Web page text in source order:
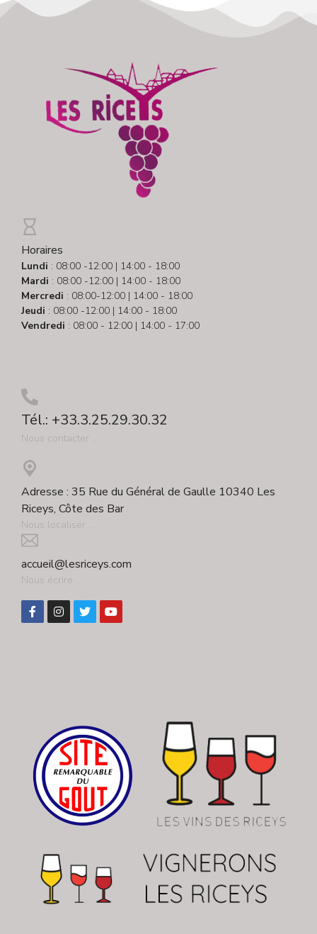
Horaires
Lundi : 08:00 -12:00 | 14:00 - 18:00
Mardi : 08:00 -12:00 | 14:00 - 18:00
Mercredi : 08:00-12:00 | 14:00 - 18:00
Jeudi : 08:00 -12:00 | 14:00 - 18:00
Vendredi : 08:00 - 12:00 | 14:00 - 17:00
Tél.: +33.3.25.29.30.32
Nous contacter ...
Adresse : 35 Rue du Général de Gaulle 10340 Les
Riceys, Côte des Bar
Nous localiser ...
accueil@lesriceys.com
Nous écrire ...